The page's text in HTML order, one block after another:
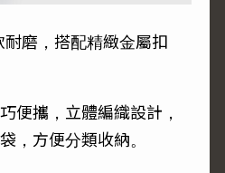
磨，搭配精緻金屬扣
便攜，立體編織設計，
，方便分類收納。